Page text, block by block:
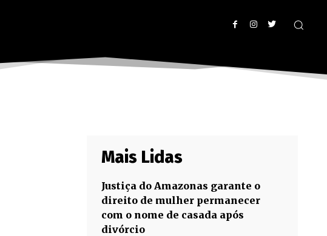
Mais Lidas
Justiça do Amazonas garante o
direito de mulher permanecer
com o nome de casada após
divórcio